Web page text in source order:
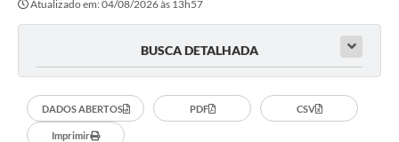
ACESSO À INFORMAÇÃO
Notícias
Atualizado em: 04/08/2026 às 13h57
BUSCA DETALHADA
DADOS ABERTOS PDF CSV
Imprimir